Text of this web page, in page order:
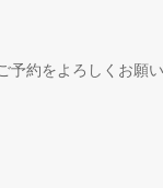
約をよろしくお願い